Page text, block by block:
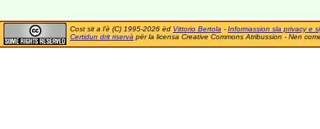
Cost sit a l'è (C) 1995-2026 ëd Vittorio Bertola - Informassion sla privacy e
Certidun drit riservà për la licensa Creative Commons Atribussion - Nen